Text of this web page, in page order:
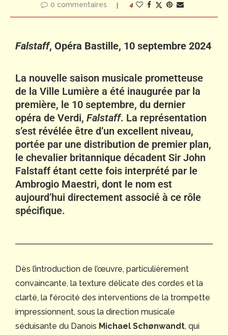
0 commentaires 4
Falstaff, Opéra Bastille, 10 septembre 2024
La nouvelle saison musicale prometteuse
de la Ville Lumière a été inaugurée par la
première, le 10 septembre, du dernier
opéra de Verdi, Falstaff. La représentation
s’est révélée être d’un excellent niveau,
portée par une distribution de premier plan,
le chevalier britannique décadent Sir John
Falstaff étant cette fois interprété par le
Ambrogio Maestri, dont le nom est
aujourd’hui directement associé à ce rôle
spécifique.
Dès l’introduction de l’œuvre, particulièrement
convaincante, la texture délicate des cordes et la
clarté, la férocité des interventions de la trompette
impressionnent, sous la direction musicale
séduisante du Danois Michael Schønwandt, qui